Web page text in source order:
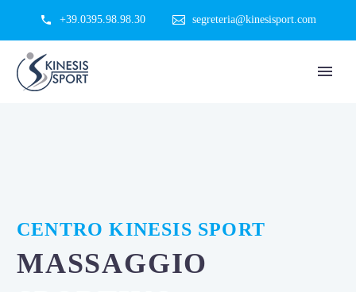
+39.0395.98.98.30 segreteria@kinesisport.com
CENTRO KINESIS SPORT
MASSAGGIO